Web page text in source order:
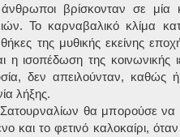
βρίσκονταν σε μία
Το καρναβαλικό κλίμα
της μυθικής εκείνης
η ισοπέδωση της
δεν απειλούνταν, καθώς ή
λήξης.
θα μπορούσε να
και το φετινό καλοκαίρι,